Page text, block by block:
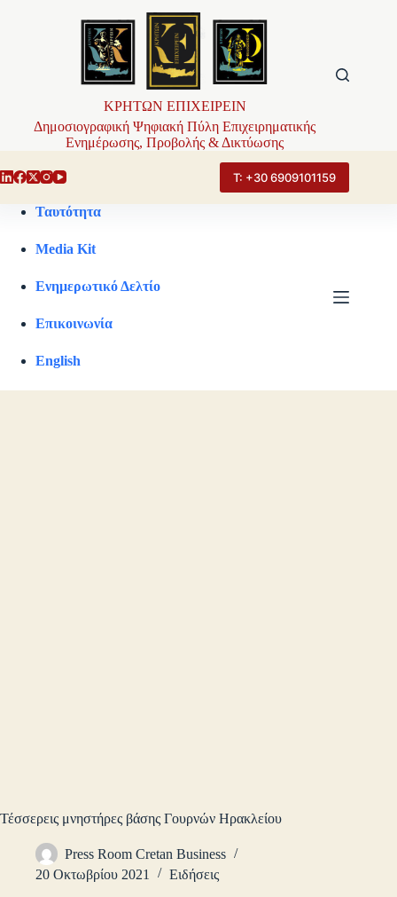
ΚΡΗΤΩΝ ΕΠΙΧΕΙΡΕΙΝ
Δημοσιογραφική Ψηφιακή Πύλη Επιχειρηματικής
Ενημέρωσης, Προβολής & Δικτύωσης
Τ: +30 6909101159
Ταυτότητα
Media Kit
Ενημερωτικό Δελτίο
Επικοινωνία
English
Τέσσερεις μνηστήρες βάσης Γουρνών Ηρακλείου
Press Room Cretan Business
20 Οκτωβρίου 2021
Ειδήσεις